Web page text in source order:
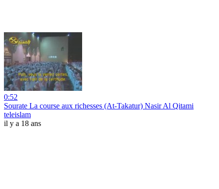
0:52
Sourate La course aux richesses (At-Takatur) Nasir Al Qitami
teleislam
il y a 18 ans